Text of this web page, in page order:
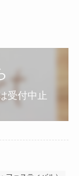
受付中止